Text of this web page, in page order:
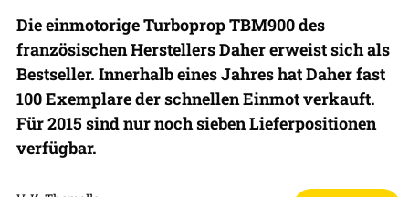
Die einmotorige Turboprop TBM900 des
französischen Herstellers Daher erweist sich als
Bestseller. Innerhalb eines Jahres hat Daher fast
100 Exemplare der schnellen Einmot verkauft.
Für 2015 sind nur noch sieben Lieferpositionen
verfügbar.